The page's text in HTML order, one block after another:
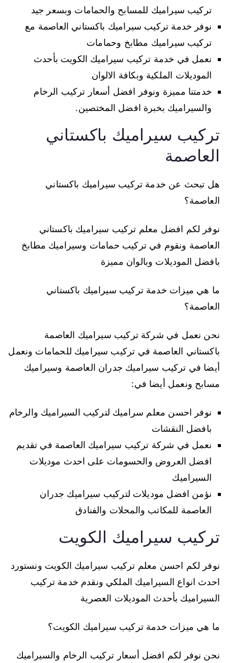
تركيب سيراميك للمسابح والحمامات وبسعر جيد
نوفر خدمة تركيب سيراميك باكستاني العاصمة مع
تركيب سيراميك مطابخ وحمامات
نعمل في خدمة تركيب سيراميك الكويت بأحدث
الموديلات الملكية وبكافة الالوان
خدمتنا مميزة ونوفر افضل أسعار تركيب الرخام
والسيراميك بخبرة افضل المختصين.
تركيب سيراميك باكستاني
العاصمة
هل تبحث عن خدمة تركيب سيراميك باكستاني
العاصمة؟
نوفر لكم افضل معلم تركيب سيراميك باكستاني
العاصمة ونقوم في تركيب حمامات وسيراميك مطابخ
بافضل الموديلات وبالوان مميزة
ما هي ميزات خدمة تركيب سيراميك باكستاني
العاصمة؟
نحن نعمل في شركة تركيب سيراميك العاصمة
باكستاني العاصمة في تركيب سيراميك للحمامات ونعمل
أيضا في تركيب سيراميك جدران العاصمة وسيراميك
مسابح ونعمل أيضا في:
نوفر احسن معلم سراميك لتركيب السيراميك والرخام
بافضل النقشات
نعمل في شركة تركيب سيراميك العاصمة في تقديم
افضل العروض والحسومات على احدث موديلات
السيراميك
نؤمن افضل موديلات لتركيب سيراميك جدران
العاصمة للمكاتب والمحلات والفنادق
تركيب سيراميك الكويت
نوفر لكم احسن معلم تركيب سيراميك الكويت ونستورد
احدث انواع السيراميك الملكي ونقدم خدمة تركيب
السيراميك بأحدث الموديلات العصرية
ما هي ميزات خدمة تركيب سيراميك الكويت؟
نحن نوفر لكم افضل أسعار تركيب الرخام والسيراميك